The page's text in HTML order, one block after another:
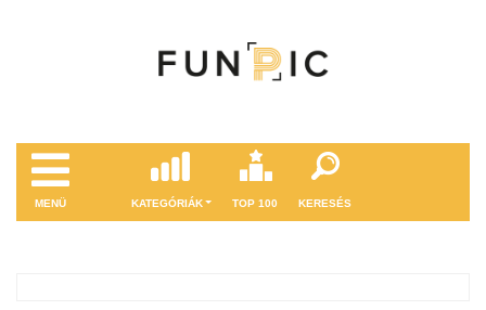
MENÜ KATEGÓRIÁK TOP 100 KERESÉS